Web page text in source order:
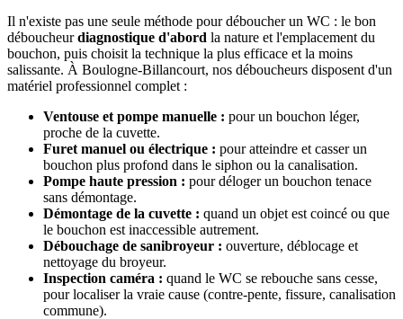
Il n'existe pas une seule méthode pour déboucher un WC : le bon
déboucheurdiagnostique d'abord la nature et l'emplacement du
bouchon, puis choisit la technique la plus efficace et la moins
salissante. À Boulogne-Billancourt, nos déboucheurs disposent d'un
matériel professionnel complet :
Ventouse et pompe manuelle : pour un bouchon léger,
proche de la cuvette.
Furet manuel ou électrique : pour atteindre et casser un
bouchon plus profond dans le siphon ou la canalisation.
Pompe haute pression : pour déloger un bouchon tenace
sans démontage.
Démontage de la cuvette : quand un objet est coincé ou que
le bouchon est inaccessible autrement.
Débouchage de sanibroyeur : ouverture, déblocage et
nettoyage du broyeur.
Inspection caméra : quand le WC se rebouche sans cesse,
pour localiser la vraie cause (contre-pente, fissure, canalisation
commune).